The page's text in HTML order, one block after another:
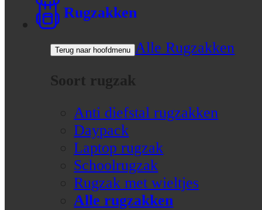
Rugzakken
Terug naar hoofdmenu Alle Rugzakken
Soort rugzak
Anti diefstal rugzakken
Daypack
Laptop rugzak
Schoolrugzak
Rugzak met wieltjes
Alle rugzakken